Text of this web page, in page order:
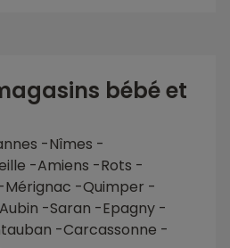
bébé et
-Nîmes -
-Amiens -Rots -
Mérignac -Quimper -
-Saran -Epagny -
-Carcassonne -